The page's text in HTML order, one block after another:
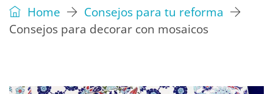
Home
Consejos para tu reforma
Consejos para decorar con mosaicos